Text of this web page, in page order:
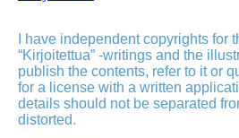
I have independent copyrights for
“Kirjoitettua” -writings and the
publish the contents, refer to it or
for a license with a written
details should not be separated
distorted.